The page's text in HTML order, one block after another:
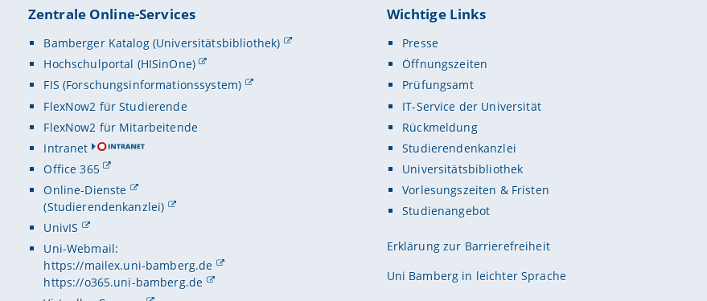
Zentrale Online-Services
Bamberger Katalog (Universitätsbibliothek)
Hochschulportal (HISinOne)
FIS (Forschungsinformationssystem)
FlexNow2 für Studierende
FlexNow2 für Mitarbeitende
Intranet
Office 365
Online-Dienste
(Studierendenkanzlei)
UnivIS
Uni-Webmail:
https://mailex.uni-bamberg.de
https://o365.uni-bamberg.de
Wichtige Links
Presse
Öffnungszeiten
Prüfungsamt
IT-Service der Universität
Rückmeldung
Studierendenkanzlei
Universitätsbibliothek
Vorlesungszeiten & Fristen
Studienangebot
Erklärung zur Barrierefreiheit
Uni Bamberg in leichter Sprache